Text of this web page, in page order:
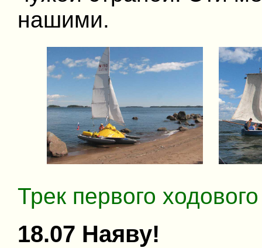
нашими.
Трек первого
18.07 Наяву!